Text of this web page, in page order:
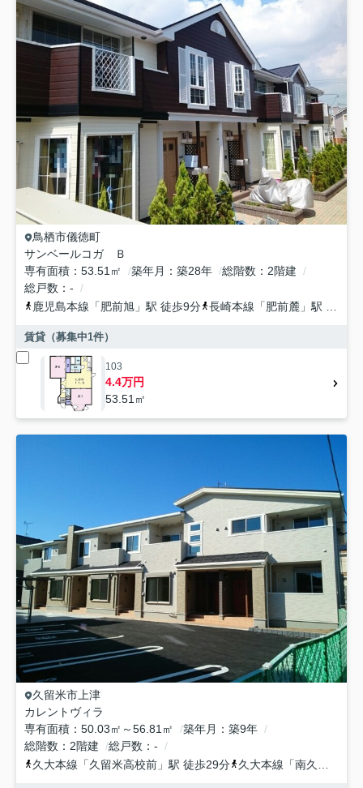
鳥栖市儀徳町
サンベールコガ Ｂ
専有面積
53.51㎡ 築年月 築28年 総階数
2階建
総戸数
-
鹿児島本線 「 肥前旭 」駅 徒歩9分 長崎本線 「 肥前麓 」駅 徒歩38分
賃貸（募集中1件）
103
4.4万円
53.51㎡
久留米市 上津
カレントヴィラ
専有面積
50.03㎡～56.81㎡ 築年月
築9年
総階数
2階建 総戸数
-
久大本線 「久留米高校前 」駅 徒歩29分 久大本線 「南久留米